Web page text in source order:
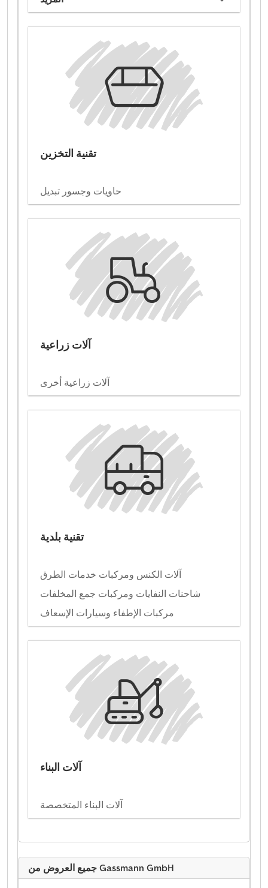
تقنية التخزين
حاويات وجسور تبديل
آلات زراعية
آلات زراعية أخرى
تقنية بلدية
آلات الكنس ومركبات خدمات الطرق
شاحنات النفايات ومركبات جمع المخلفات
مركبات الإطفاء وسيارات الإسعاف
آلات البناء
آلات البناء المتخصصة
جميع العروض من Gassmann GmbH